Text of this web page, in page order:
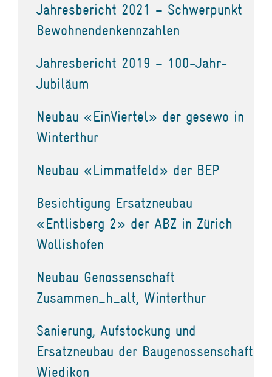
Jahresbericht 2021 – Schwerpunkt
Bewohnendenkennzahlen
Jahresbericht 2019 – 100-Jahr-
Jubiläum
Neubau «EinViertel» der gesewo in
Winterthur
Neubau «Limmatfeld» der BEP
Besichtigung Ersatzneubau
«Entlisberg 2» der ABZ in Zürich
Wollishofen
Neubau Genossenschaft
Zusammen_h_alt, Winterthur
Sanierung, Aufstockung und
Ersatzneubau der Baugenossenschaft
Wiedikon